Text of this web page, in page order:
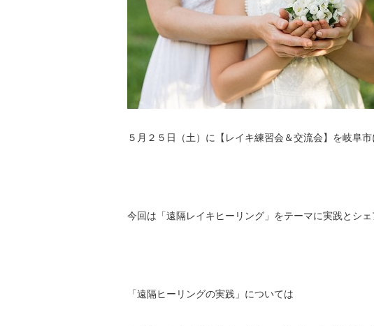
５月２５日（土）に【レイキ練習会＆交流会】を岐阜市
今回は「遠隔レイキヒーリング」をテーマに実践とシ
「遠隔ヒーリングの実践」については